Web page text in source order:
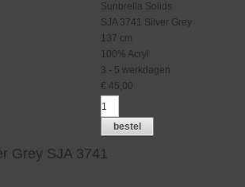
Sunbrella Solids
SJA 3741 Silver Grey
137 cm
100% Acryl
3 - 5 werkdagen
€ 45,00
bestel
Grey SJA 3741